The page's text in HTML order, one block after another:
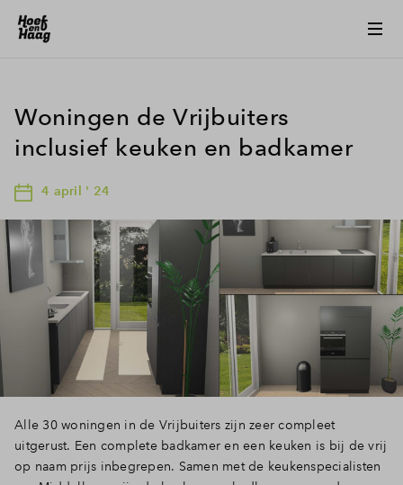
Woningen de Vrijbuiters
inclusief keuken en badkamer
4 april ' 24
Alle 30 woningen in de Vrijbuiters zijn zeer compleet
uitgerust. Een complete badkamer en een keuken is bij de vrij
op naam prijs inbegrepen. Samen met de keukenspecialisten